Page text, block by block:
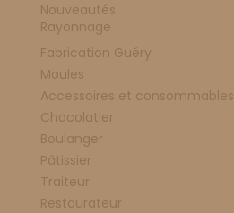
Nouveautés
Rayonnage
Fabrication Guéry
Moules
Accessoires et consommables
Chocolatier
Boulanger
Pâtissier
Traiteur
Restaurateur